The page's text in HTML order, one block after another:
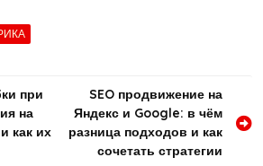
при
на
как их
SEO продвижение на
Яндекс и Google: в чём
разница подходов и как
сочетать стратегии